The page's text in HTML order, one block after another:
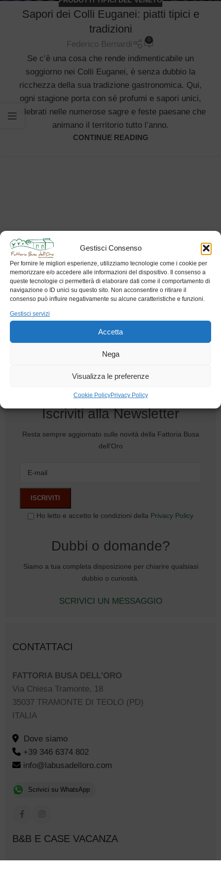
Gestisci Consenso
Per fornire le migliori esperienze, utilizziamo tecnologie come i cookie per
memorizzare e/o accedere alle informazioni del dispositivo. Il consenso a
queste tecnologie ci permetterà di elaborare dati come il comportamento di
navigazione o ID unici su questo sito. Non acconsentire o ritirare il
consenso può influire negativamente su alcune caratteristiche e funzioni.
Gestisci servizi
Accetta
Nega
Visualizza le preferenze
Cookie PolicyPrivacy Policy
Sapori dei Colli Euganei: piatti tipici e
tradizioni
Federico Bernardi 0
Se c’è una cosa che rende indimenticabile un
soggiorno nei Colli Euganei, è senza dubbio la
ricchezza della sua tradizione gastronomica. Qui,
ogni stagione porta con sé profumi e sapori unici,
celebrati nelle numerose sagre e feste paesane che
animano il territorio tutto l’anno.
CONTINUE READING
Iscriviti alla Newsletter
Resta sempre aggiornato sulle novità della Fattoria Busa
dell'Oro
Ho letto e accetto le condizioni della Privacy Policy
Dubbi o domande?
Siamo a tua completa disposizione per chiarire qualsiasi
dubbio o curiosità.
SCRIVICI UN MESSAGGIO
CONTATTACI
FATTORIA BUSA DELL'ORO
Via Chiesa Tramonte, 18
35037 TRAMONTE DI TEOLO (PD)
ITALIA
Dove siamo
+39 346 6374 802
info@labusadelloro.com
Scrivici su WhatsApp
B&B E CASE VACANZA